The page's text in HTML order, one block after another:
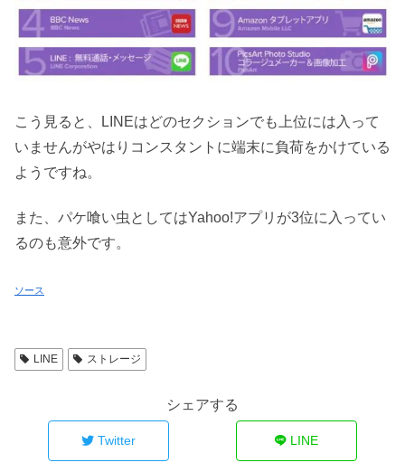
こう見ると、LINEはどのセクションでも上位には入って
いませんがやはりコンスタントに端末に負荷をかけている
ようですね。
また、パケ喰い虫としてはYahoo!アプリが3位に入ってい
るのも意外です。
ソース
LINE ストレージ
シェアする
Twitter LINE